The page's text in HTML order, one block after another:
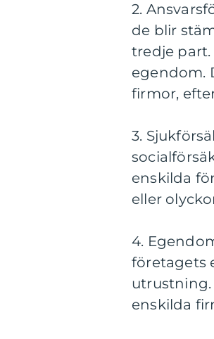
2.
de blir
tredje
egendom.
firmor,
3.
enskilda
eller
4.
företagets
enskilda